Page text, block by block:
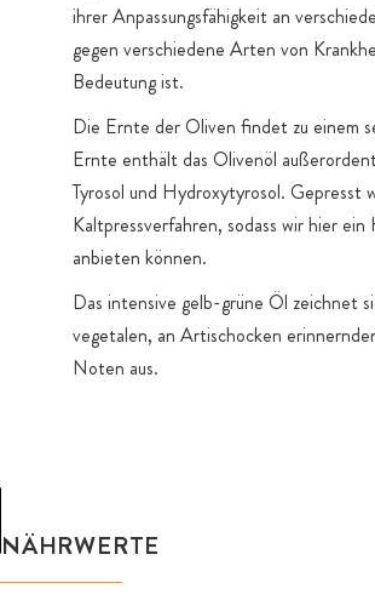
ihrer Anpassungsfähigkeit an
gegen verschiedene Arten von
Bedeutung ist.
Die Ernte der Oliven findet zu einem
Ernte enthält das Olivenöl
Tyrosol und Hydroxytyrosol. Gepresst
Kaltpressverfahren, sodass wir hier
anbieten können.
Das intensive gelb-grüne Öl zeichnet
vegetalen, an Artischocken
Noten aus.
NÄHRWERTE